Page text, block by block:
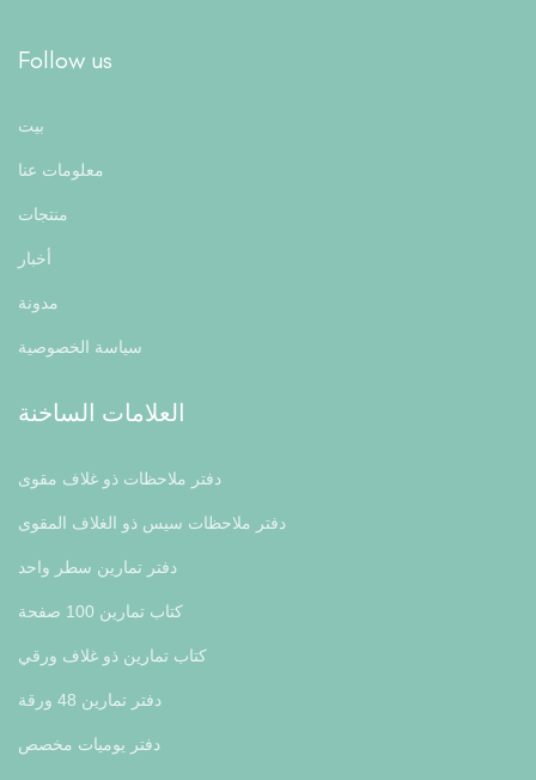
Follow us
بيت
معلومات عنا
منتجات
أخبار
مدونة
سياسة الخصوصية
العلامات الساخنة
دفتر ملاحظات ذو غلاف مقوى
دفتر ملاحظات سيس ذو الغلاف المقوى
دفتر تمارين سطر واحد
كتاب تمارين 100 صفحة
كتاب تمارين ذو غلاف ورقي
دفتر تمارين 48 ورقة
دفتر يوميات مخصص